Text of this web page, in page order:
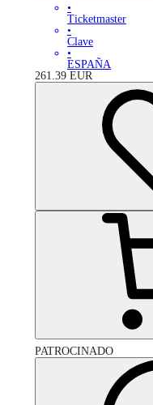
•
Ticketmaster
•
Clave
•
ESPAÑA
261.39 EUR
PATROCINADO